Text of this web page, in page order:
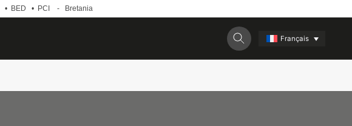
• BED • PCI - Bretania
Français